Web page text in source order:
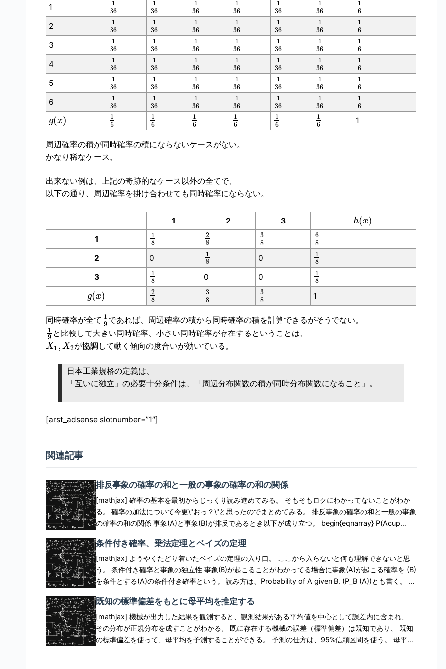
1
1
36
1
36
1
36
1
36
1
36
1
36
1
6
2
1
36
1
36
1
36
1
36
1
36
1
36
1
6
3
1
36
1
36
1
36
1
36
1
36
1
36
1
6
4
1
36
1
36
1
36
1
36
1
36
1
36
1
6
5
1
36
1
36
1
36
1
36
1
36
1
36
1
6
6
1
36
1
36
1
36
1
36
1
36
1
36
1
6
g(x)
1
6
1
6
1
6
1
6
1
6
1
6
1
周辺確率の積が同時確率の積にならないケースがない。
かなり稀なケース。
出来ない例は、上記の奇跡的なケース以外の全てで、
以下の通り、周辺確率を掛け合わせても同時確率にならない。
1 2 3 h(x)
1
1
8
2
8
3
8
6
8
2 0
1
8
0
1
8
3
1
8
0 0
1
8
g(x)
2
8
3
8
3
8
1
同時確率が全て 1
9 であれば、周辺確率の積から同時確率の積を計算できるがそうでない。
1
9 と比較して大きい同時確率、小さい同時確率が存在するということは、
X1 , X2が協調して動く傾向の度合いが効いている。
日本工業規格の定義は、
「互いに独立」の必要十分条件は、「周辺分布関数の積が同時分布関数になること」。
[arst_adsense slotnumber=”1″]
関連記事
排反事象の確率の和と一般の事象の確率の和の関係
[mathjax] 確率の基本を最初からじっくり読み進めてみる。 そもそもロクにわかってないことがわか
る。 確率の加法について今更\"おっ？\"と思ったのでまとめてみる。 排反事象の確率の和と一般の事象
の確率の和の関係 事象(A)と事象(B)が排反であるとき以下が成り立つ。 begin{eqnarray} P(Acup
事象(A)と事象(B)が排反である、という特殊な条件を付けたものになっている。 (P(Acup B))は3つの
排反事象の確率(P(Acap B^c),P(A^c cap B),P(Acap B))の和に分解できる。 begin{eqnarray} P(Acup
B) = P(Acap B^c) + P(A^c cap B) + P(Acap B) end{eqnarray} 事象(A)を以下のように分解する。
begin{eqnarray} A &=& (Acap B^c)cup (Acap B)\\ B &=& (Acap B)cup (A^C cup B) end{eqnarray}
P(A) &=& P(Acap B^c) + P(Acap B) \\ P(B) &=& P(Acap B) + P(A^C cup B) end{eqnarray} 2つ足す
と、 begin{eqnarray} P(A)+P(B) &=& 2 P(Acap B) + P(Acap B^c) + P(A^C cup B) end{eqnarray} こ
れ、以下のように変形できてしまう。 begin{eqnarray} P(Acap B) &=& P(A) + P(B) - P(Acup B)
end{eqnarray} ここまで来てようやく... (A)が起きる確率と(B)が起きる確率の和は、それぞれを足した
条件付き確率、乗法定理とベイズの定理
[mathjax] ようやくたどり着いたベイズの定理の入り口。 ここから入らないと何も理解できないと思
う。 条件付き確率と事象の独立性 事象(B)が起こることがわかってる場合に事象(A)が起こる確率を (B)
を条件とする(A)の条件付き確率という。 読み方は、Probability of A given B. (P_B (A))とも書く。 当
frac{P(Acap B)} {P(B)} end{eqnarray} 見方はこちら。 begin{eqnarray} P(Acap B) = P(B) cdot
P(A|B) end{eqnarray} 最初に(B)か(B)でないかで分岐する際に(B)を選んだ確率が(P(B))。 次に(A)か
(A)でないかで分岐する際に(A)を選んだ確率が(P(A|B))。 俯瞰して(A)と(B)を両方一気に選ぶ確率は
(P(Acap B))。 そう、何が気持ち悪いかというと(P(Acap B))と(P(A|B))が同じでないところ。 ではど
既知の標準偏差をもとに母平均を推定する
[mathjax] 機械が出力した結果を観測すると、観測結果がある平均値を中心として誤差内に含まれ、
その分布が正規分布を成すことがわかる。 既に存在する機械の誤差（標準偏差）は既知であり、 既知
の標準偏差を使って、母平均を予測することができる。 予測の仕方は、95%信頼区間を使う。 母平均